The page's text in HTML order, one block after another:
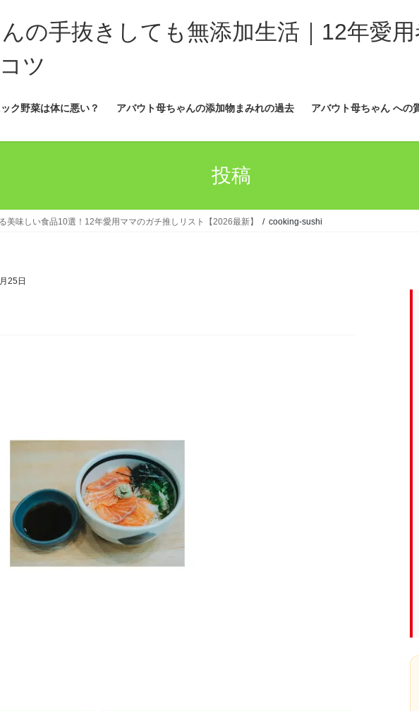
の手抜きしても無添加生活｜12年愛
ツ
ク野菜は体に悪い？ アバウト母ちゃんの添加物まみれの過去 アバウト母ちゃん への
投稿
美味しい食品10選！12年愛用ママのガチ推しリスト【2026最新】 cooking-sushi
25日